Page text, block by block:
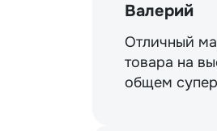
Валерий
Отличный
товара на
общем